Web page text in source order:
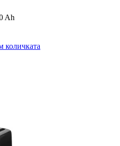
Ah
количката